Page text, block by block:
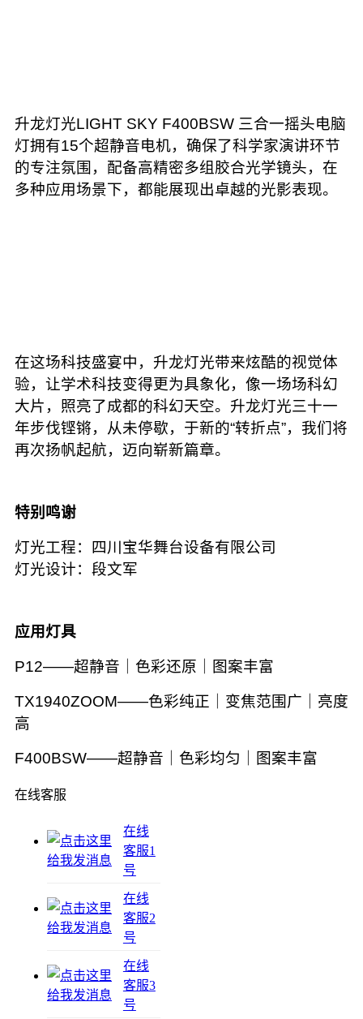
升龙灯光LIGHT SKY F400BSW 三合一摇头电脑
灯拥有15个超静音电机，确保了科学家演讲环节
的专注氛围，配备高精密多组胶合光学镜头，在
多种应用场景下，都能展现出卓越的光影表现。
在这场科技盛宴中，升龙灯光带来炫酷的视觉体
验，让学术科技变得更为具象化，像一场场科幻
大片，照亮了成都的科幻天空。升龙灯光三十一
年步伐铿锵，从未停歇，于新的“转折点”，我们将
再次扬帆起航，迈向崭新篇章。
特别鸣谢
灯光工程：四川宝华舞台设备有限公司
灯光设计：段文军
应用灯具
P12——超静音｜色彩还原｜图案丰富
TX1940ZOOM——色彩纯正｜变焦范围广｜亮度
高
F400BSW——超静音｜色彩均匀｜图案丰富
在线客服
在线
客服1
号
在线
客服2
号
在线
客服3
号